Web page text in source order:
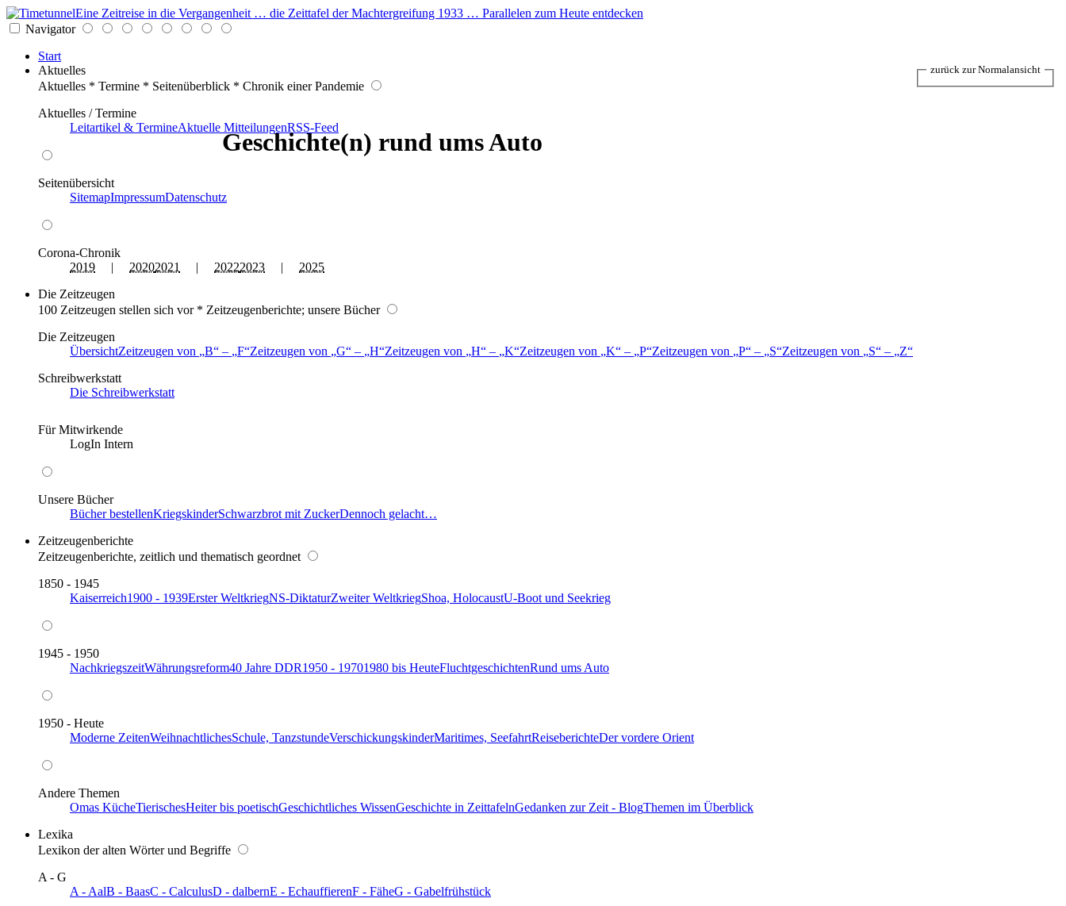
Eine Zeitreise in die Vergangenheit … die Zeittafel der Machtergreifung 1933 … Parallelen zum Heute entdecken
Navigator
Start
Aktuelles
Aktuelles * Termine * Seitenüberblick * Chronik einer Pandemie
Aktuelles / Termine
Leitartikel & TermineAktuelle MitteilungenRSS-Feed
Seitenübersicht
SitemapImpressumDatenschutz
Corona-Chronik
2019 | 20202021 | 20222023 | 2025
Die Zeitzeugen
100 Zeitzeugen stellen sich vor * Zeitzeugenberichte; unsere Bücher
Die Zeitzeugen
ÜbersichtZeitzeugen von B – F Zeitzeugen von G – H Zeitzeugen von H – K Zeitzeugen von K – P Zeitzeugen von P – S Zeitzeugen von S –
Z
Schreibwerkstatt
Die Schreibwerkstatt
Für Mitwirkende
LogIn Intern
Unsere Bücher
Bücher bestellenKriegskinderSchwarzbrot mit ZuckerDennoch gelacht…
Zeitzeugenberichte
Zeitzeugenberichte, zeitlich und thematisch geordnet
1850 - 1945
Kaiserreich1900 - 1939Erster WeltkriegNS-DiktaturZweiter WeltkriegShoa, HolocaustU-Boot und Seekrieg
1945 - 1950
NachkriegszeitWährungsreform40 Jahre DDR1950 - 19701980 bis HeuteFluchtgeschichtenRund ums Auto
1950 - Heute
Moderne ZeitenWeihnachtlichesSchule, TanzstundeVerschickungskinderMaritimes, SeefahrtReiseberichteDer vordere Orient
Andere Themen
Omas KücheTierischesHeiter bis poetischGeschichtliches WissenGeschichte in ZeittafelnGedanken zur Zeit - BlogThemen im Überblick
Lexika
Lexikon der alten Wörter und Begriffe
A - G
A - AalB - BaasC - CalculusD - dalbernE - EchauffierenF - FäheG - Gabelfrühstück
Geschichte(n) rund ums Auto
zurück zur Normalansicht